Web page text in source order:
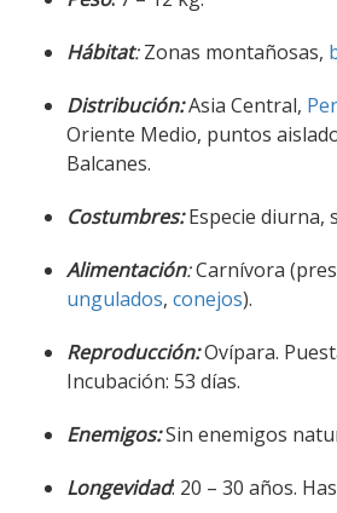
Hábitat:Zonas montañosas,
Distribución:Asia Central,
Oriente Medio, puntos
Balcanes.
Costumbres:Especie diurna,
Alimentación:Carnívora
ungulados, conejos).
Reproducción:Ovípara.
Incubación: 53 días.
Enemigos:Sin enemigos
Longevidad: 20 – 30 años.